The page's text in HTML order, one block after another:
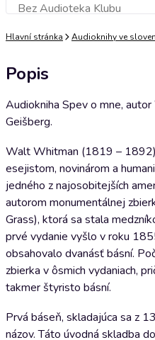
Bez Audioteka KlubuPřidat do
Hlavní stránka Audioknihy ve
Popis
Audiokniha Spev o mne,
Geišberg.
Walt Whitman (1819 –
esejistom, novinárom a
jedného z najosobitejších
autorom monumentálnej
Grass), ktorá sa stala
prvé vydanie vyšlo v roku
obsahovalo dvanásť básní.
zbierka v ôsmich vydaniach,
takmer štyristo básní.
Prvá báseň, skladajúca sa z
názov. Táto úvodná skladba